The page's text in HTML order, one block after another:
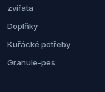
zvířata
Doplňky
Kuřácké potřeby
Granule-pes